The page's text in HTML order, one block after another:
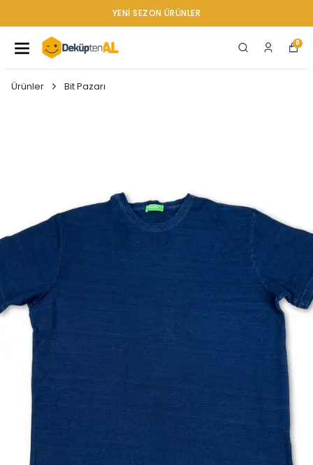
YENI SEZON ÜRÜNLER
0
Ürünler Bit Pazarı